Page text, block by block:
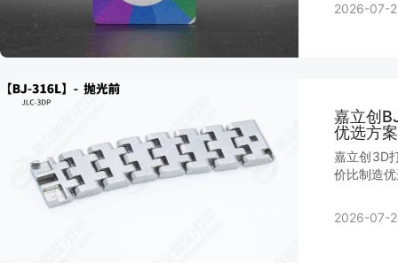
2026-07-
嘉立创
优选方案
嘉立创3D
价比制造
2026-07-